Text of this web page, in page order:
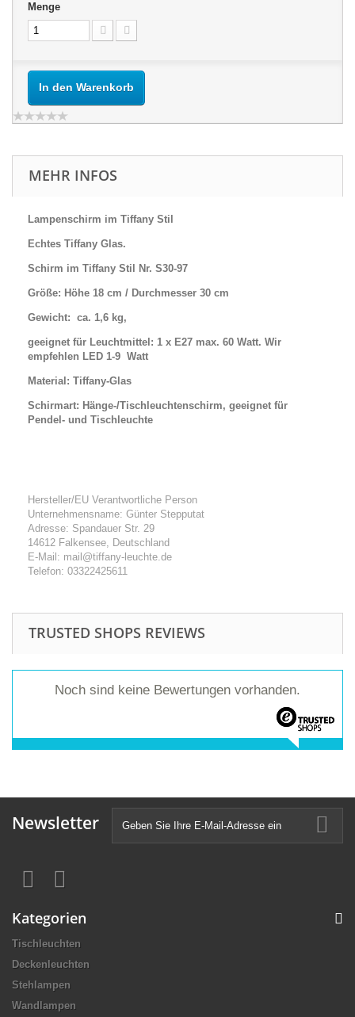
Menge
In den Warenkorb
MEHR INFOS
Lampenschirm im Tiffany Stil
Echtes Tiffany Glas.
Schirm im Tiffany Stil Nr. S30-97
Größe: Höhe 18 cm / Durchmesser 30 cm
Gewicht: ca. 1,6 kg,
geeignet für Leuchtmittel: 1 x E27 max. 60 Watt. Wir
empfehlen LED 1-9 Watt
Material: Tiffany-Glas
Schirmart: Hänge-/Tischleuchtenschirm, geeignet für
Pendel- und Tischleuchte
Hersteller/EU Verantwortliche Person
Unternehmensname: Günter Stepputat
Adresse: Spandauer Str. 29
14612 Falkensee, Deutschland
E-Mail: mail@tiffany-leuchte.de
Telefon: 03322425611
TRUSTED SHOPS REVIEWS
Noch sind keine Bewertungen vorhanden.
Newsletter
Kategorien
Tischleuchten
Deckenleuchten
Stehlampen
Wandlampen